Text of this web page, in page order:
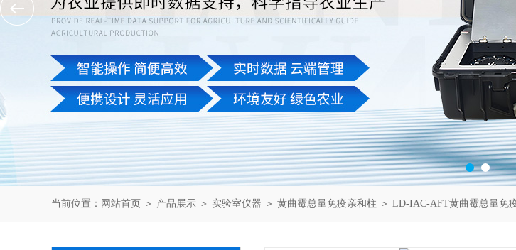
当前位置： 网站首页 ＞ 产品展示 ＞ 实验室仪器 ＞ 黄曲霉总量免疫亲和柱 ＞ LD-IAC-AFT黄曲霉总量免